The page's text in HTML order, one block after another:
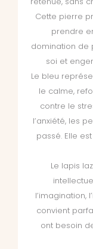
Cette pierre
prendre
domination de
soi et
Le bleu
le calme,
contre le
l’anxiété, les
passé. Elle
Le lapis
l’imagination,
convient
ont besoin